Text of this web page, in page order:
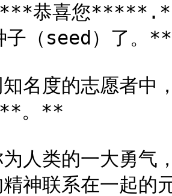
恭喜您
子（seed）了
名度的志愿者中
。**
人类的一大勇气
神联系在一起的